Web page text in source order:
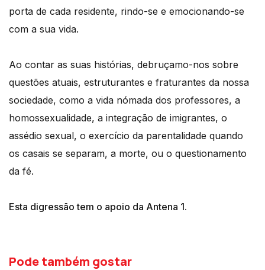
porta de cada residente, rindo-se e emocionando-se
com a sua vida.
Ao contar as suas histórias, debruçamo-nos sobre
questões atuais, estruturantes e fraturantes da nossa
sociedade, como a vida nómada dos professores, a
homossexualidade, a integração de imigrantes, o
assédio sexual, o exercício da parentalidade quando
os casais se separam, a morte, ou o questionamento
da fé.
Esta digressão tem o apoio da Antena 1.
Pode também gostar